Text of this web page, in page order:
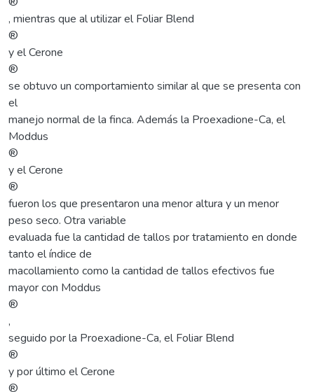
, mientras que al utilizar el Foliar Blend
®
y el Cerone
®
se obtuvo un comportamiento similar al que se presenta con
el
manejo normal de la finca. Además la Proexadione-Ca, el
Moddus
®
y el Cerone
®
fueron los que presentaron una menor altura y un menor
peso seco. Otra variable
evaluada fue la cantidad de tallos por tratamiento en donde
tanto el índice de
macollamiento como la cantidad de tallos efectivos fue
mayor con Moddus
®
,
seguido por la Proexadione-Ca, el Foliar Blend
®
y por último el Cerone
®